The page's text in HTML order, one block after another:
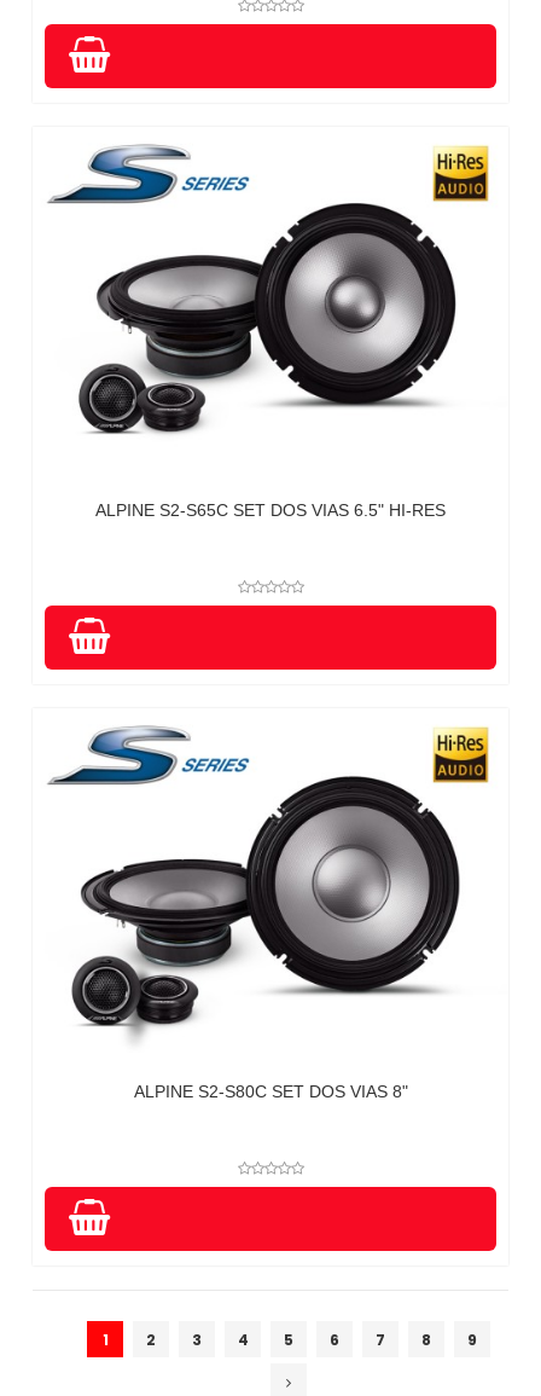
ALPINE S2-S65C SET DOS VIAS 6.5" HI-RES
ALPINE S2-S80C SET DOS VIAS 8"
1 2 3 4 5 6 7 8 9